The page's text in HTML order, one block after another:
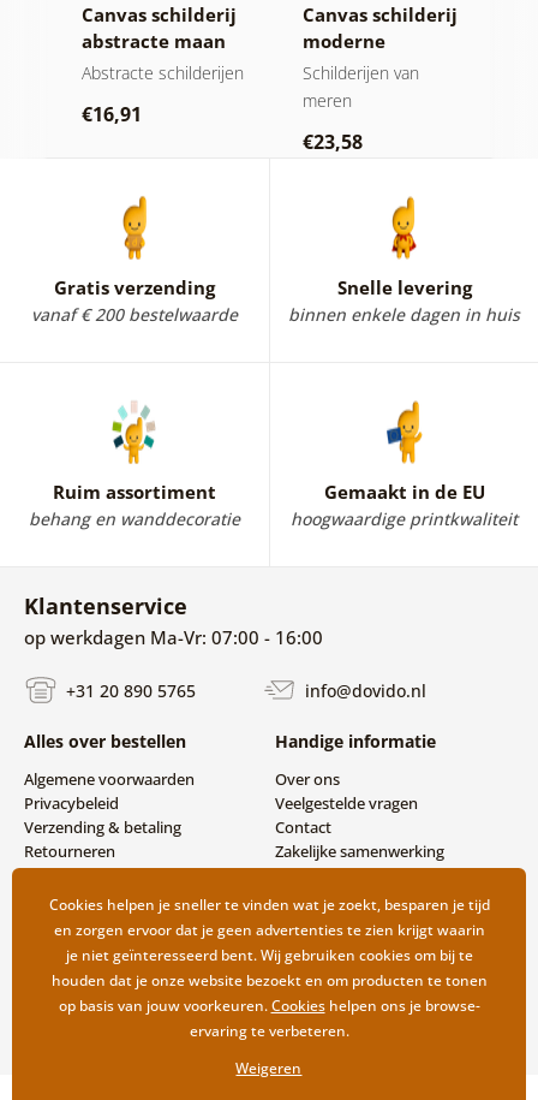
Canvas schilderij
abstracte maan
bij het water
Abstracte schilderijen
€16,91
Canvas schilderij
moderne
abstractie met
natuur
Schilderijen van
meren
€23,58
Gratis verzending
vanaf € 200 bestelwaarde
Snelle levering
binnen enkele dagen in huis
Ruim assortiment
behang en wanddecoratie
Gemaakt in de EU
hoogwaardige printkwaliteit
Klantenservice
op werkdagen Ma-Vr: 07:00 - 16:00
+31 20 890 5765 info@dovido.nl
Alles over bestellen
Algemene voorwaarden
Privacybeleid
Verzending & betaling
Retourneren
Handige informatie
Over ons
Veelgestelde vragen
Contact
Zakelijke samenwerking
Cookies helpen je sneller te vinden wat je zoekt, besparen je tijd
en zorgen ervoor dat je geen advertenties te zien krijgt waarin
je niet geïnteresseerd bent. Wij gebruiken cookies om bij te
houden dat je onze website bezoekt en om producten te tonen
op basis van jouw voorkeuren.Cookieshelpen ons je browse-
ervaring te verbeteren.
Weigeren